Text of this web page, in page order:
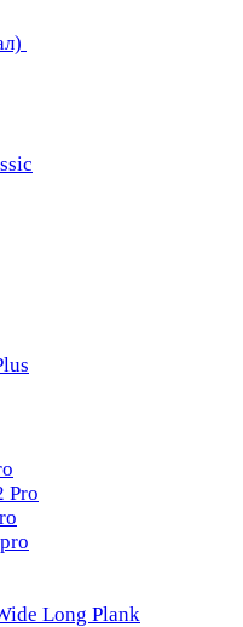
Pro
Long Plank